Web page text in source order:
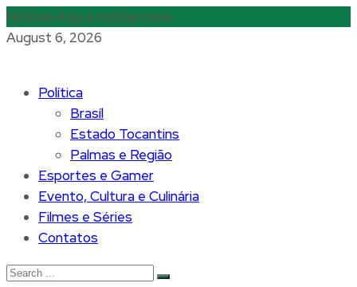
NotíciasAqui a notícia corre
August 6, 2026
Política
Brasíl
Estado Tocantins
Palmas e Região
Esportes e Gamer
Evento, Cultura e Culinária
Filmes e Séries
Contatos